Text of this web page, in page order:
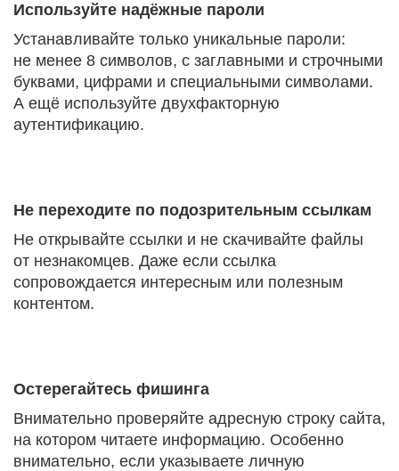
Используйте надёжные пароли
Устанавливайте только уникальные пароли:
не менее 8 символов, с заглавными и строчными
буквами, цифрами и специальными символами.
А ещё используйте двухфакторную
аутентификацию.
Не переходите по подозрительным ссылкам
Не открывайте ссылки и не скачивайте файлы
от незнакомцев. Даже если ссылка
сопровождается интересным или полезным
контентом.
Остерегайтесь фишинга
Внимательно проверяйте адресную строку сайта,
на котором читаете информацию. Особенно
внимательно, если указываете личную